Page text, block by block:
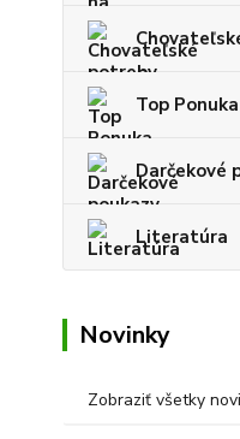
Top Ponuka
Darčekové
Literatúra
Novinky
Zobraziť všetky